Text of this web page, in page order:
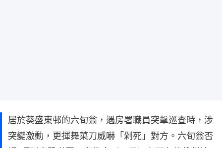
居於葵盛東邨的六旬翁，遇房署職員突擊巡查時，涉
突變激動，更揮舞菜刀威嚇「剁死」對方。六旬翁否